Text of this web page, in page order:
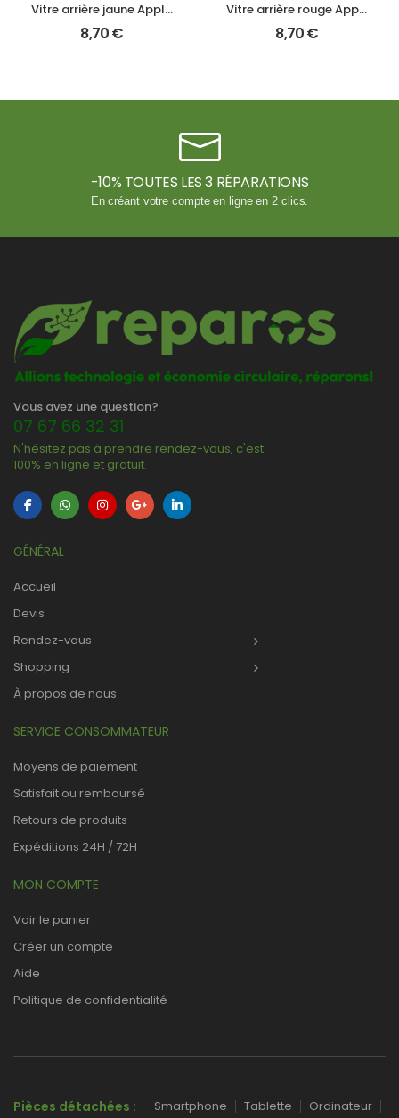
Vitre arrière jaune Apple IPHONE XR A2105
8,70€
Vitre arrière rouge Apple IPHONE XR A2105
8,70€
-10% TOUTES LES 3 RÉPARATIONS
En créant votre compte en ligne en 2 clics.
Vous avez une question?
07 67 66 32 31
N'hésitez pas à prendre rendez-vous, c'est
100% en ligne et gratuit.
GÉNÉRAL
Accueil
Devis
Rendez-vous
Shopping
À propos de nous
SERVICE CONSOMMATEUR
Moyens de paiement
Satisfait ou remboursé
Retours de produits
Expéditions 24H / 72H
MON COMPTE
Voir le panier
Créer un compte
Aide
Politique de confidentialité
Pièces détachées : Smartphone Tablette Ordinateur